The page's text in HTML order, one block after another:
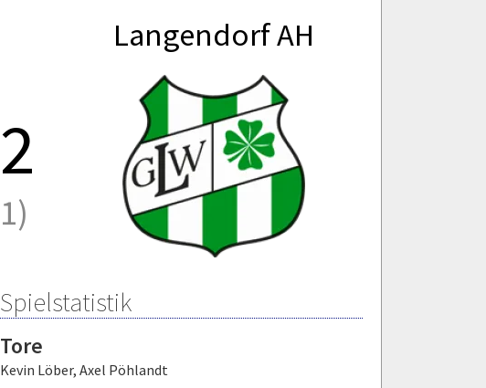
Langendorf AH
2
1)
Spielstatistik
Tore
Kevin Löber, Axel Pöhlandt